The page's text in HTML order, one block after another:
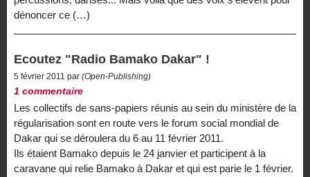
dénoncer ce (…)
Ecoutez "Radio Bamako Dakar" !
5 février 2011 par (Open-Publishing)
1 commentaire
Les collectifs de sans-papiers réunis au sein du ministère de la
régularisation sont en route vers le forum social mondial de
Dakar qui se déroulera du 6 au 11 février 2011.
Ils étaient Bamako depuis le 24 janvier et participent à la
caravane qui relie Bamako à Dakar et qui est parie le 1 février.